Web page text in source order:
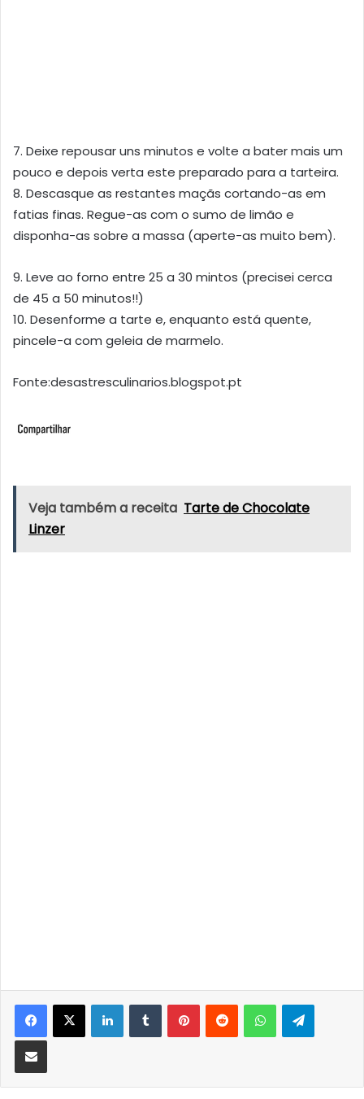
7. Deixe repousar uns minutos e volte a bater mais um
pouco e depois verta este preparado para a tarteira.
8. Descasque as restantes maçãs cortando-as em
fatias finas. Regue-as com o sumo de limão e
disponha-as sobre a massa (aperte-as muito bem).
9. Leve ao forno entre 25 a 30 mintos (precisei cerca
de 45 a 50 minutos!!)
10. Desenforme a tarte e, enquanto está quente,
pincele-a com geleia de marmelo.
Fonte:desastresculinarios.blogspot.pt
Veja também a receita Tarte de Chocolate
Linzer
LinkedInTumblrPinterestReddit WhatsApp
Partilhar Via Email